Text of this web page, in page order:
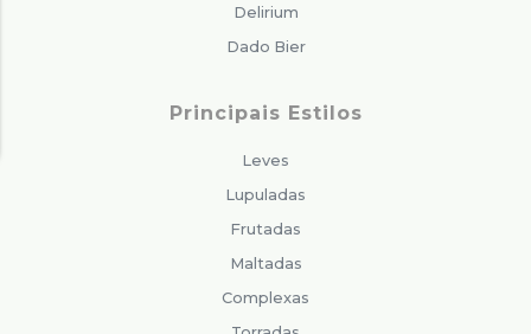
Delirium
Dado Bier
Principais Estilos
Leves
Lupuladas
Frutadas
Maltadas
Complexas